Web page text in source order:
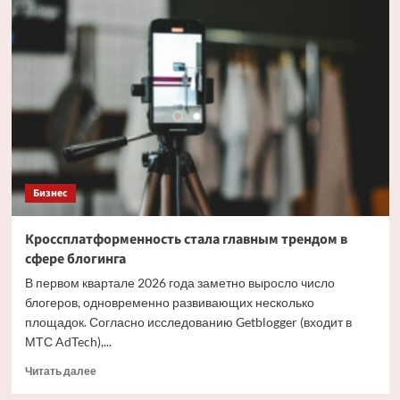
меняет
владельца
разрывает
партнерство
с
Бизнес
Кроссплатформенность стала главным трендом в
сфере блогинга
В первом квартале 2026 года заметно выросло число
блогеров, одновременно развивающих несколько
площадок. Согласно исследованию Getblogger (входит в
МТС AdTech),...
Читать далееПрочитать